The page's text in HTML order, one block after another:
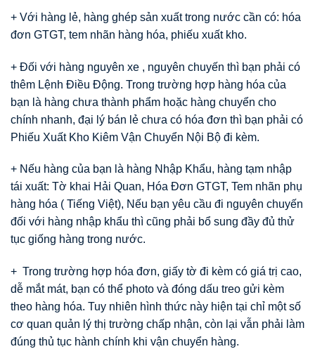
+ Với hàng lẻ, hàng ghép sản xuất trong nước cần có: hóa
đơn GTGT, tem nhãn hàng hóa, phiếu xuất kho.
+ Đối với hàng nguyên xe , nguyên chuyến thì bạn phải có
thêm Lệnh Điều Động. Trong trường hợp hàng hóa của
bạn là hàng chưa thành phẩm hoặc hàng chuyển cho
chính nhanh, đại lý bán lẻ chưa có hóa đơn thì bạn phải có
Phiếu Xuất Kho Kiêm Vận Chuyển Nội Bộ đi kèm.
+ Nếu hàng của bạn là hàng Nhập Khẩu, hàng tạm nhập
tái xuất: Tờ khai Hải Quan, Hóa Đơn GTGT, Tem nhãn phụ
hàng hóa ( Tiếng Việt), Nếu bạn yêu cầu đi nguyên chuyến
đối với hàng nhập khẩu thì cũng phải bổ sung đầy đủ thử
tục giống hàng trong nước.
+ Trong trường hợp hóa đơn, giấy tờ đi kèm có giá trị cao,
dễ mắt mát, bạn có thể photo và đóng dấu treo gửi kèm
theo hàng hóa. Tuy nhiên hình thức này hiện tại chỉ một số
cơ quan quản lý thị trường chấp nhận, còn lại vẫn phải làm
đúng thủ tục hành chính khi vận chuyển hàng.